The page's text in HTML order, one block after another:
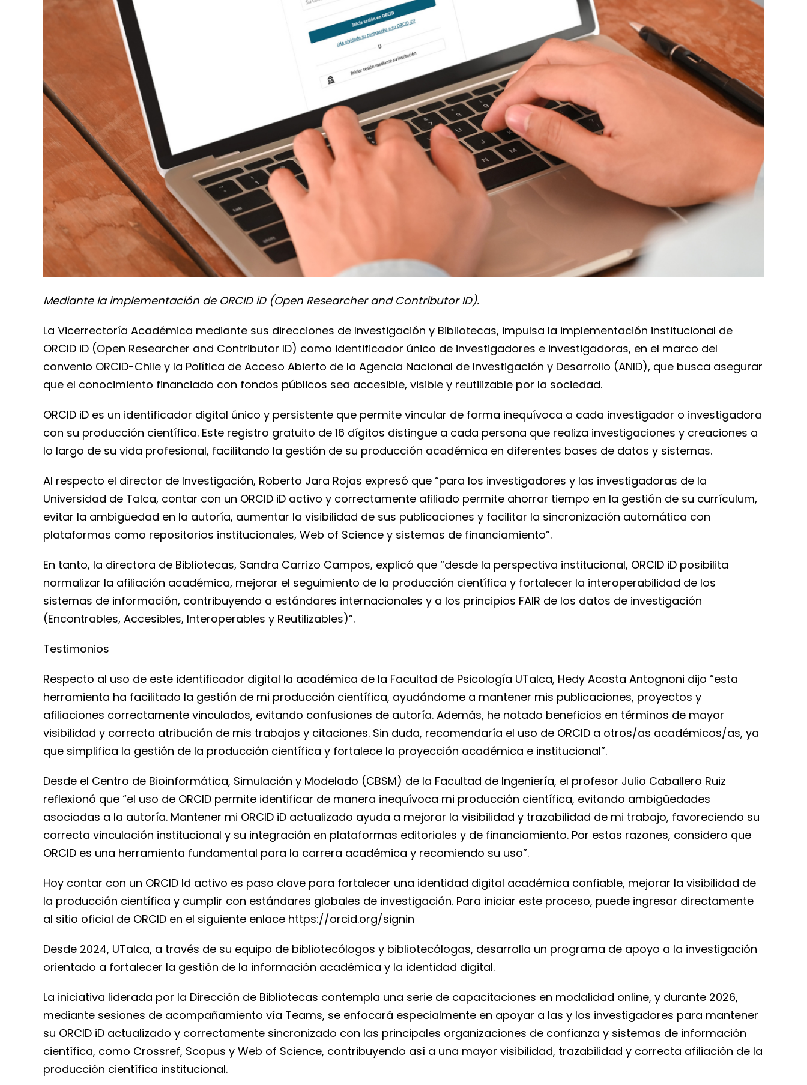
Mediante la implementación de ORCID iD (Open Researcher and Contributor ID).
La Vicerrectoría Académica mediante sus direcciones de Investigación y Bibliotecas, impulsa la implementación institucional de
ORCID iD (Open Researcher and Contributor ID) como identificador único de investigadores e investigadoras, en el marco del
convenio ORCID-Chile y la Política de Acceso Abierto de la Agencia Nacional de Investigación y Desarrollo (ANID), que busca asegurar
que el conocimiento financiado con fondos públicos sea accesible, visible y reutilizable por la sociedad.
ORCID iD es un identificador digital único y persistente que permite vincular de forma inequívoca a cada investigador o investigadora
con su producción científica. Este registro gratuito de 16 dígitos distingue a cada persona que realiza investigaciones y creaciones a
lo largo de su vida profesional, facilitando la gestión de su producción académica en diferentes bases de datos y sistemas.
Al respecto el director de Investigación, Roberto Jara Rojas expresó que “para los investigadores y las investigadoras de la
Universidad de Talca, contar con un ORCID iD activo y correctamente afiliado permite ahorrar tiempo en la gestión de su currículum,
evitar la ambigüedad en la autoría, aumentar la visibilidad de sus publicaciones y facilitar la sincronización automática con
plataformas como repositorios institucionales, Web of Science y sistemas de financiamiento”.
En tanto, la directora de Bibliotecas, Sandra Carrizo Campos, explicó que “desde la perspectiva institucional, ORCID iD posibilita
normalizar la afiliación académica, mejorar el seguimiento de la producción científica y fortalecer la interoperabilidad de los
sistemas de información, contribuyendo a estándares internacionales y a los principios FAIR de los datos de investigación
(Encontrables, Accesibles, Interoperables y Reutilizables)”.
Testimonios
Respecto al uso de este identificador digital la académica de la Facultad de Psicología UTalca, Hedy Acosta Antognoni dijo “esta
herramienta ha facilitado la gestión de mi producción científica, ayudándome a mantener mis publicaciones, proyectos y
afiliaciones correctamente vinculados, evitando confusiones de autoría. Además, he notado beneficios en términos de mayor
visibilidad y correcta atribución de mis trabajos y citaciones. Sin duda, recomendaría el uso de ORCID a otros/as académicos/as, ya
que simplifica la gestión de la producción científica y fortalece la proyección académica e institucional”.
Desde el Centro de Bioinformática, Simulación y Modelado (CBSM) de la Facultad de Ingeniería, el profesor Julio Caballero Ruiz
reflexionó que “el uso de ORCID permite identificar de manera inequívoca mi producción científica, evitando ambigüedades
asociadas a la autoría. Mantener mi ORCID iD actualizado ayuda a mejorar la visibilidad y trazabilidad de mi trabajo, favoreciendo su
correcta vinculación institucional y su integración en plataformas editoriales y de financiamiento. Por estas razones, considero que
ORCID es una herramienta fundamental para la carrera académica y recomiendo su uso”.
Hoy contar con un ORCID Id activo es paso clave para fortalecer una identidad digital académica confiable, mejorar la visibilidad de
la producción científica y cumplir con estándares globales de investigación. Para iniciar este proceso, puede ingresar directamente
al sitio oficial de ORCID en el siguiente enlace https://orcid.org/signin
Desde 2024, UTalca, a través de su equipo de bibliotecólogos y bibliotecólogas, desarrolla un programa de apoyo a la investigación
orientado a fortalecer la gestión de la información académica y la identidad digital.
La iniciativa liderada por la Dirección de Bibliotecas contempla una serie de capacitaciones en modalidad online, y durante 2026,
mediante sesiones de acompañamiento vía Teams, se enfocará especialmente en apoyar a las y los investigadores para mantener
su ORCID iD actualizado y correctamente sincronizado con las principales organizaciones de confianza y sistemas de información
científica, como Crossref, Scopus y Web of Science, contribuyendo así a una mayor visibilidad, trazabilidad y correcta afiliación de la
producción científica institucional.